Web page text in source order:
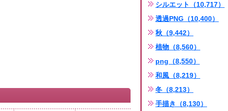
シルエット（10,717）
透過PNG（10,400）
秋（9,442）
植物（8,560）
png（8,550）
和風（8,219）
冬（8,213）
手描き（8,130）